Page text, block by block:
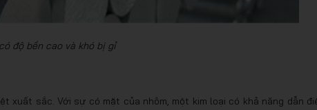
độ bền cao và khó bị gỉ
xuất sắc. Với sự có mặt của nhôm, một kim loại có khả năng dẫn